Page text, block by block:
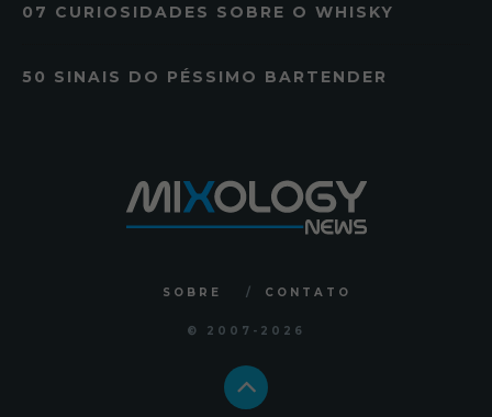
07 CURIOSIDADES SOBRE O WHISKY
50 SINAIS DO PÉSSIMO BARTENDER
SOBRE CONTATO
© 2007 -2026